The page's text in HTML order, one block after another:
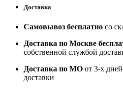
Доставка
Самовывоз бесплатно со
Доставка по Москве
собственной службой
Доставка по МО от 3-х
доставки